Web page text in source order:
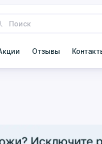
Отзывы